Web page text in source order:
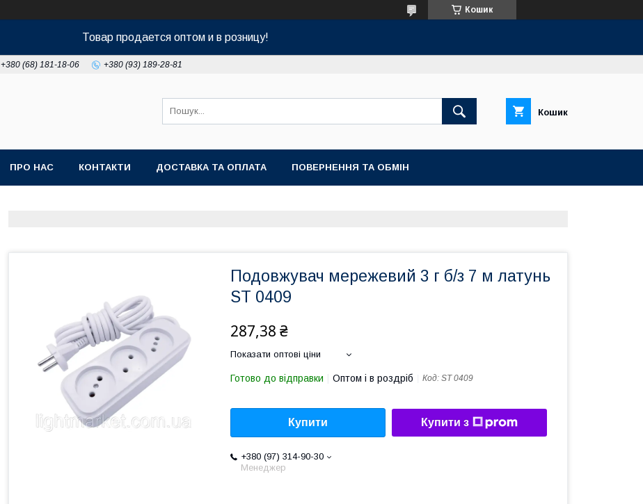
Кошик
Товар продается оптом и в розницу!
+380 (68) 181-18-06 +380 (93) 189-28-81
Кошик
ПРО НАС КОНТАКТИ ДОСТАВКА ТА ОПЛАТА ПОВЕРНЕННЯ ТА ОБМІН
Подовжувач мережевий 3 г б/з 7 м латунь
ST 0409
287,38 ₴
Показати оптові ціни
Готово до відправки Оптом і в роздріб Код: ST 0409
Купити Купити з
+380 (97) 314-90-30
Менеджер